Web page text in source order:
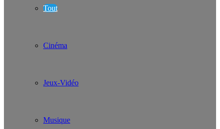
Tout
Cinéma
Jeux-Vidéo
Musique